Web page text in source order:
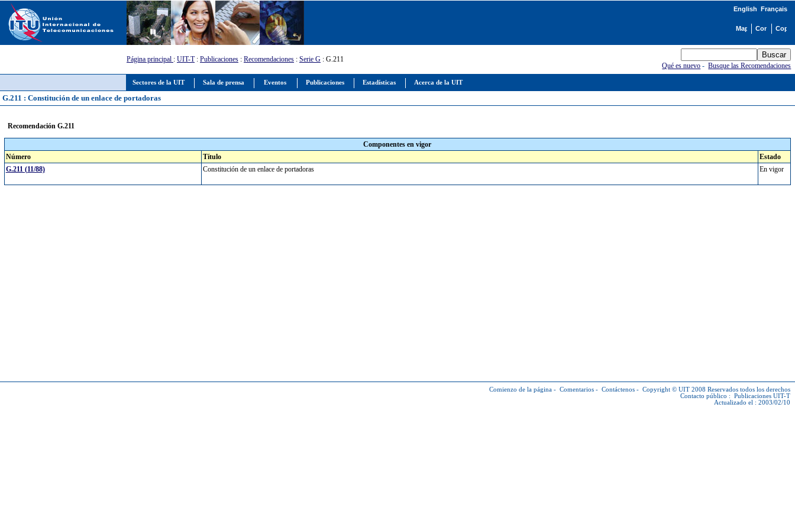
Sectores de la UIT Sala de prensa Eventos Publicaciones Estadísticas Acerca de la UIT
English Français
Página principal : UIT-T: Publicaciones : Recomendaciones : Serie G : G.211
Qué es nuevo -Busque las Recomendaciones
G.211 : Constitución de un enlace de portadoras
Recomendación G.211
Componentes en vigor
Número
Título
Estado
G.211 (11/88)
Constitución de un enlace de portadoras En vigor
Comienzo de la página - Comentarios - Contáctenos - Copyright © UIT 2008 Reservados todos los derechos
Contacto público : Publicaciones UIT-T
Actualizado el : 2003/02/10